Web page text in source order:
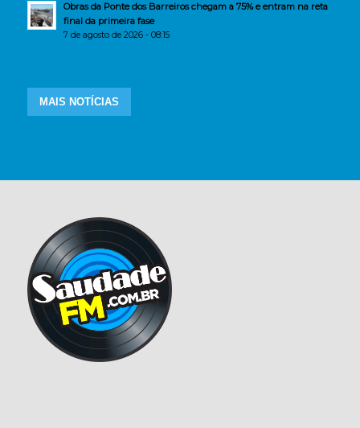
Obras da Ponte dos Barreiros chegam a 75% e entram na reta
final da primeira fase
7 de agosto de 2026 - 08:15
MAIS NOTÍCIAS